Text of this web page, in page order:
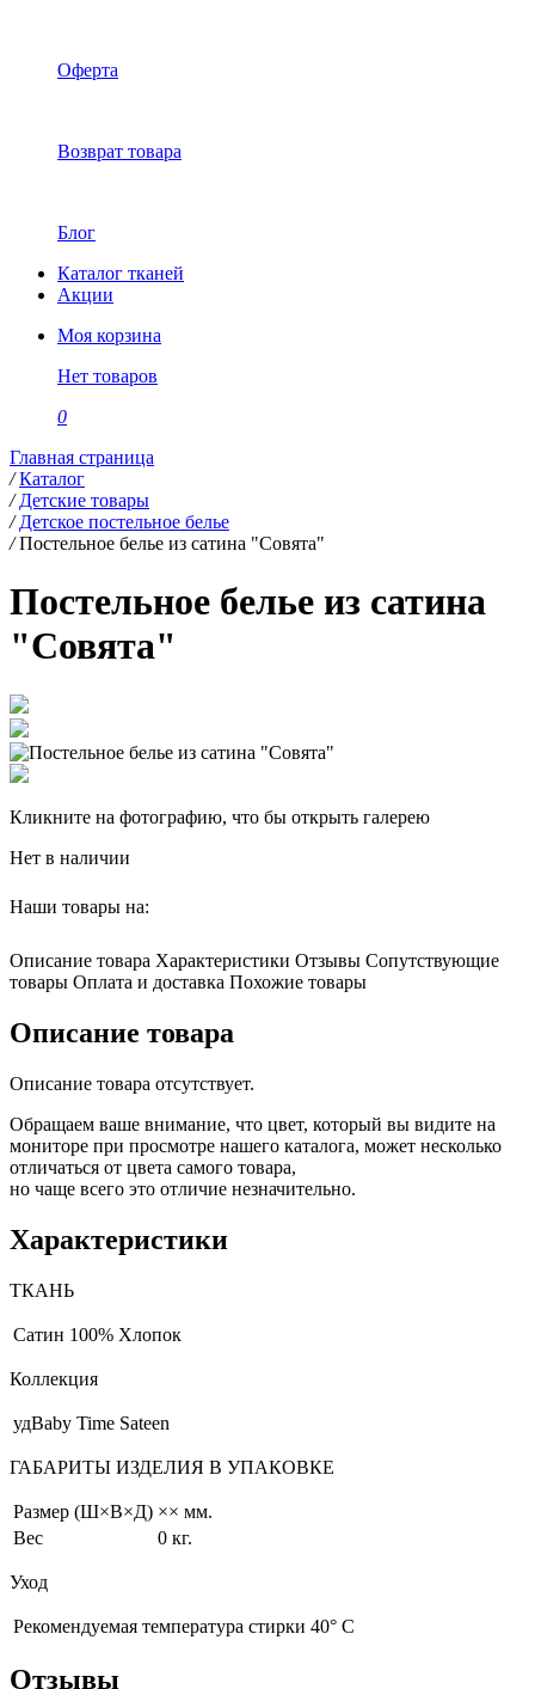
Оферта
Возврат товара
Блог
Каталог тканей
Акции
Моя корзина
Нет товаров
0
Главная страница
/ Каталог
/ Детские товары
/ Детское постельное белье
/ Постельное белье из сатина "Совята"
Постельное белье из сатина
"Совята"
Кликните на фотографию, что бы открыть галерею
Нет в наличии
Наши товары на:
Описание товара Характеристики Отзывы Сопутствующие
товары Оплата и доставка Похожие товары
Описание товара
Описание товара отсутствует.
Обращаем ваше внимание, что цвет, который вы видите на
мониторе при просмотре нашего каталога, может несколько
отличаться от цвета самого товара,
но чаще всего это отличие незначительно.
Характеристики
ТКАНЬ
Сатин 100% Хлопок
Коллекция
удBaby Time Sateen
ГАБАРИТЫ ИЗДЕЛИЯ В УПАКОВКЕ
Размер (Ш×В×Д) ×× мм.
Вес
0 кг.
Уход
Рекомендуемая температура стирки 40° С
Отзывы